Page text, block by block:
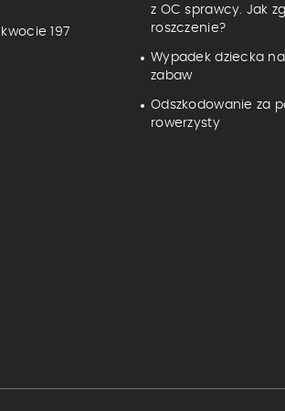
197
z OC sprawcy. Jak
roszczenie?
Wypadek dziecka
zabaw
Odszkodowanie za
rowerzysty